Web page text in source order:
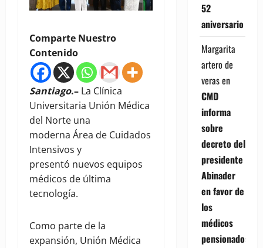
Comparte Nuestro
Contenido
Santiago.– La Clínica
Universitaria Unión Médica
del Norte una
moderna Área de Cuidados
Intensivos y
presentó nuevos equipos
médicos de última
tecnología.
Como parte de la
expansión, Unión Médica
52
aniversario
Margarita
artero de
verasen
CMD
informa
sobre
decreto del
presidente
Abinader
en favor de
los
médicos
pensionados